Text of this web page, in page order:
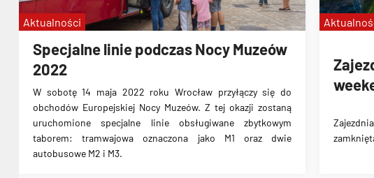
Specjalne linie podczas Nocy Muzeów
2022
W sobotę 14 maja 2022 roku Wrocław przyłączy się do
obchodów Europejskiej Nocy Muzeów. Z tej okazji zostaną
uruchomione specjalne linie obsługiwane zbytkowym
taborem: tramwajowa oznaczona jako M1 oraz dwie
autobusowe M2 i M3.
Aktualności